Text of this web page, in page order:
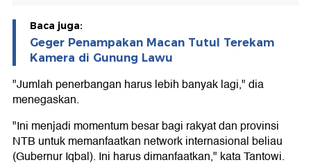
Baca juga:
Geger Penampakan Macan Tutul Terekam
Kamera di Gunung Lawu
"Jumlah penerbangan harus lebih banyak lagi," dia
menegaskan.
"Ini menjadi momentum besar bagi rakyat dan provinsi
NTB untuk memanfaatkan network internasional beliau
(Gubernur Iqbal). Ini harus dimanfaatkan," kata Tantowi.